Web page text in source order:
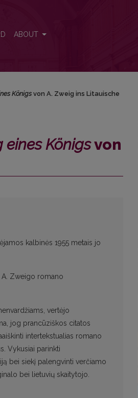
ABOUT
Königsvon A. Zweig ins Litauische
eines Königsvon
kalbinės 1955 metais jo
A. Zweigo romano
vertėjo
jog prancūziškos citatos
intertekstualias romano
Vykusiai parinkti
bei siekį palengvinti verčiamo
bei lietuvių skaitytojo.